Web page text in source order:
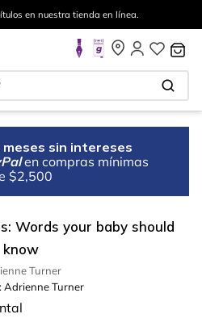
en nuestra tienda en línea.
meses sin intereses
en compras mínimas
$2,500
Words your baby should
know
Turner
Adrienne Turner